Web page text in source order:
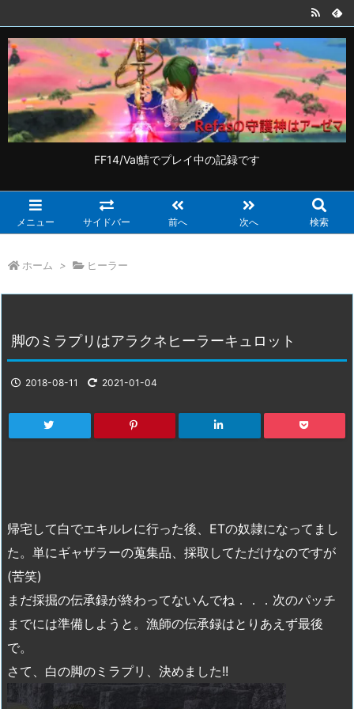
FF14/Val鯖でプレイ中の記録です
メニュー サイドバー 前へ 次へ 検索
ホーム > ヒーラー
脚のミラプリはアラクネヒーラーキュロット
2018-08-11 2021-01-04
帰宅して白でエキルレに行った後、ETの奴隷になってまし
た。単にギャザラーの蒐集品、採取してただけなのですが
(苦笑)
まだ採掘の伝承録が終わってないんでね．．．次のパッチ
までには準備しようと。漁師の伝承録はとりあえず最後
で。
さて、白の脚のミラプリ、決めました!!